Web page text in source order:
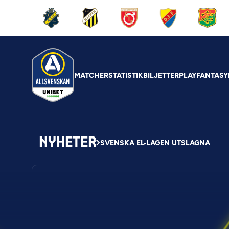
MATCHERSTATISTIKBILJETTERPLAYFANTASY
NYHETER SVENSKA EL-LAGEN UTSLAGNA